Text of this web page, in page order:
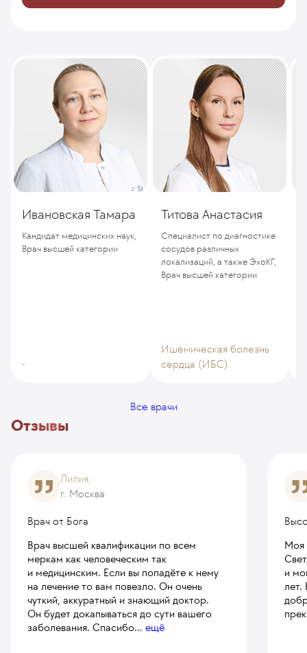
Ивановская Тамара
Кандидат медицинских наук,
Врач высшей категории
-
Титова Анастасия
Специалист по диагностике
сосудов различных
локализаций, а также ЭхоКГ,
Врач высшей категории
Ишемическая болезнь
сердца (ИБС)
Все врачи
Отзывы
Лилия,
г. Москва
Врач от Бога
Врач высшей квалификации по всем
меркам как человеческим так
и медицинским. Если вы попадёте к нему
на лечение то вам повезло. Он очень
чуткий, аккуратный и знающий доктор.
Он будет докапываться до сути вашего
заболевания. Спасибо... ещё
Моя
и
лет.